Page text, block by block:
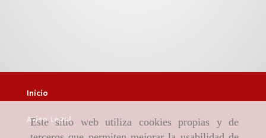
Este sitio web utiliza cookies propias y de
Inicio
Aviso Legal